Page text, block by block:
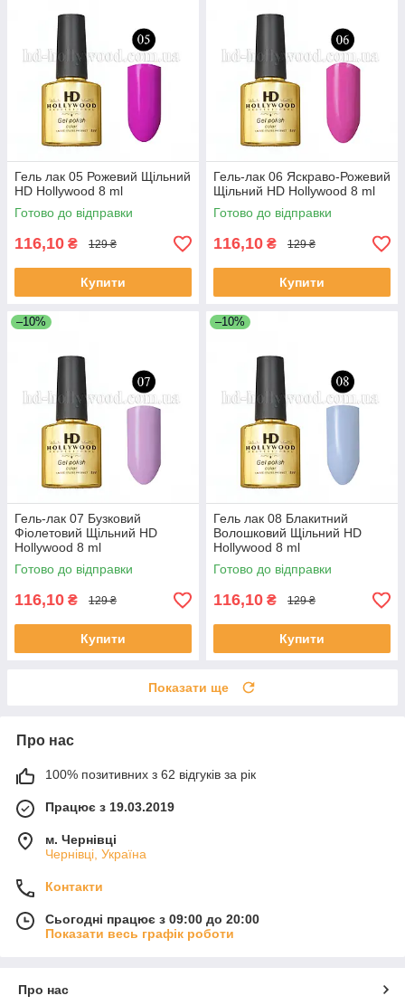
Гель лак 05 Рожевий Щільний
HD Hollywood 8 ml
Готово до відправки
116,10 ₴ 129 ₴
Купити
Гель-лак 06 Яскраво-Рожевий
Щільний HD Hollywood 8 ml
Готово до відправки
116,10 ₴ 129 ₴
Купити
–10%
Гель-лак 07 Бузковий
Фіолетовий Щільний HD
Hollywood 8 ml
Готово до відправки
116,10 ₴ 129 ₴
Купити
–10%
Гель лак 08 Блакитний
Волошковий Щільний HD
Hollywood 8 ml
Готово до відправки
116,10 ₴ 129 ₴
Купити
Показати ще
Про нас
100% позитивних з 62 відгуків за рік
Працює з 19.03.2019
м. Чернівці
Чернівці, Україна
Контакти
Сьогодні працює з 09:00 до 20:00
Показати весь графік роботи
Про нас